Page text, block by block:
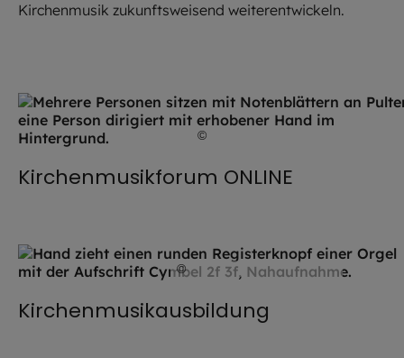
Kirchenmusik zukunftsweisend weiterentwickeln.
©
Kirchenmusikforum ONLINE
© Hendrik Steffens / EOM
Kirchenmusikausbildung